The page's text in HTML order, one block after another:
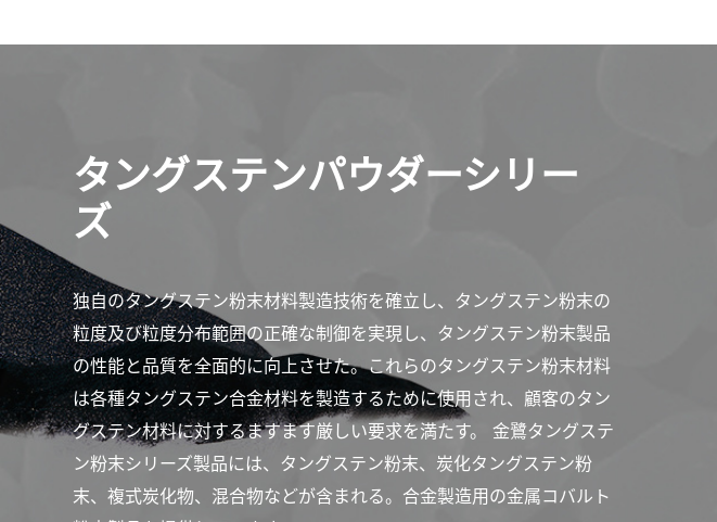
タングステンパウダーシリー
ズ
独自のタングステン粉末材料製造技術を確立し、タングステン粉末の
粒度及び粒度分布範囲の正確な制御を実現し、タングステン粉末製品
の性能と品質を全面的に向上させた。これらのタングステン粉末材料
は各種タングステン合金材料を製造するために使用され、顧客のタン
グステン材料に対するますます厳しい要求を満たす。 金鷺タングステ
ン粉末シリーズ製品には、タングステン粉末、炭化タングステン粉
末、複式炭化物、混合物などが含まれる。合金製造用の金属コバルト